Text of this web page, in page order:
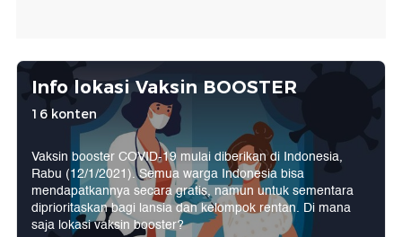
Info lokasi Vaksin BOOSTER
16 konten
Vaksin booster COVID-19 mulai diberikan di Indonesia,
Rabu (12/1/2021). Semua warga Indonesia bisa
mendapatkannya secara gratis, namun untuk sementara
diprioritaskan bagi lansia dan kelompok rentan. Di mana
saja lokasi vaksin booster?